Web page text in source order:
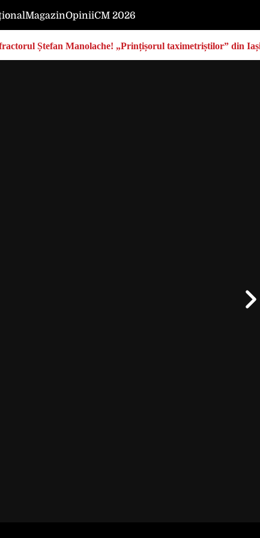
MagazinOpiniiCM 2026
Ștefan Manolache! „Prințișorul taximetriștilor” din